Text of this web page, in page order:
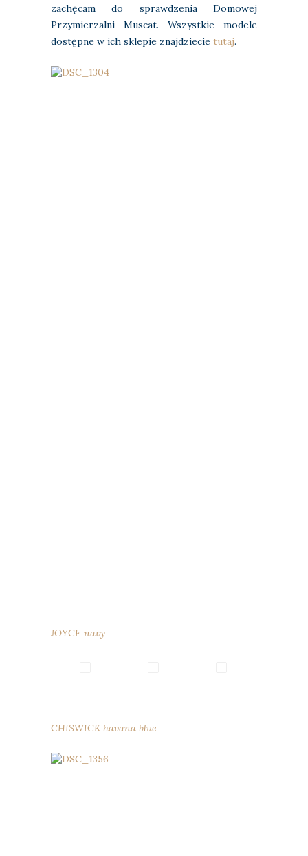
zachęcam do sprawdzenia Domowej
Przymierzalni Muscat. Wszystkie modele
dostępne w ich sklepie znajdziecie tutaj.
JOYCE navy
CHISWICK havana blue